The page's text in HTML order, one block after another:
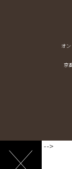
オ
京
-->